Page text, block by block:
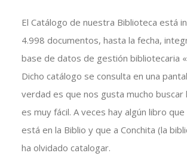
El Catálogo de nuestra Biblioteca está
4.998 documentos, hasta la fecha,
base de datos de gestión bibliotecaria
Dicho catálogo se consulta en una
verdad es que nos gusta mucho buscar
es muy fácil. A veces hay algún libro
está en la Biblio y que a Conchita (la
ha olvidado catalogar.